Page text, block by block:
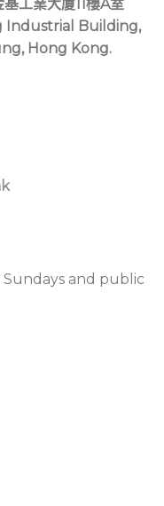
基工業大廈11樓A室
Industrial Building,
Hong Kong.
Sundays and public